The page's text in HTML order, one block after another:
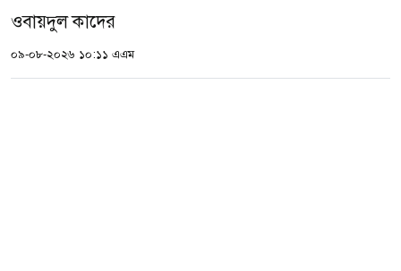
ওবায়দুল কাদের
০৯-০৮-২০২৬ ১০:১১ এএম